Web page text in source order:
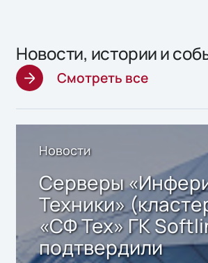
Новости, истории и
Смотреть все
Новости
Серверы
Техники»
«СФ Тех» ГК
подтвердили